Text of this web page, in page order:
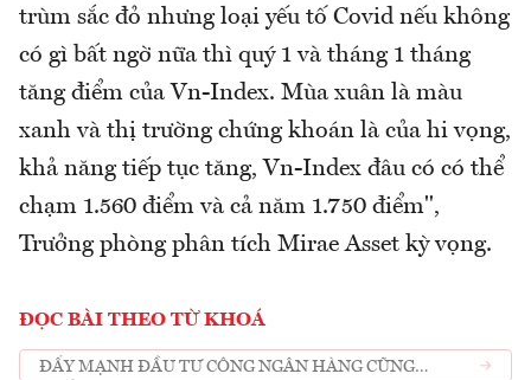
trùm sắc đỏ nhưng loại yếu tố Covid nếu không
có gì bất ngờ nữa thì quý 1 và tháng 1 tháng
tăng điểm của Vn-Index. Mùa xuân là màu
xanh và thị trường chứng khoán là của hi vọng,
khả năng tiếp tục tăng, Vn-Index đâu có có thể
chạm 1.560 điểm và cả năm 1.750 điểm",
Trưởng phòng phân tích Mirae Asset kỳ vọng.
ĐỌC BÀI THEO TỪ KHOÁ
ĐẨY MẠNH ĐẦU TƯ CÔNG NGÂN HÀNG CŨNG